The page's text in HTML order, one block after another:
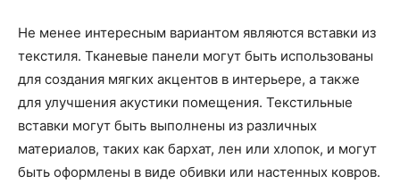
Не менее интересным вариантом являются вставки из
текстиля. Тканевые панели могут быть использованы
для создания мягких акцентов в интерьере, а также
для улучшения акустики помещения. Текстильные
вставки могут быть выполнены из различных
материалов, таких как бархат, лен или хлопок, и могут
быть оформлены в виде обивки или настенных ковров.